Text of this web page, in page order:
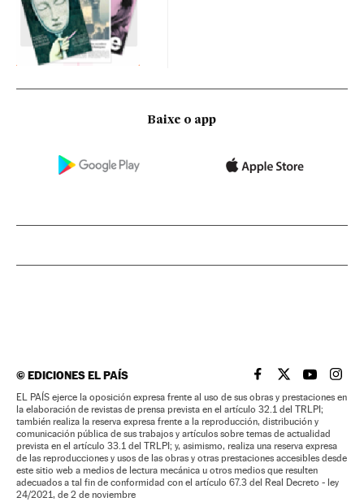
Baixe o app
©EDICIONES EL PAÍS EL PAÍS BRASIL EN
EL PAÍSEL PAÍS
EL
EL PAÍS ejerce la oposición expresa frente al uso de sus obras y prestaciones en
la elaboración de revistas de prensa prevista en el artículo 32.1 del TRLPI;
también realiza la reserva expresa frente a la reproducción, distribución y
comunicación pública de sus trabajos y artículos sobre temas de actualidad
prevista en el artículo 33.1 del TRLPI; y, asimismo, realiza una reserva expresa
de las reproducciones y usos de las obras y otras prestaciones accesibles desde
este sitio web a medios de lectura mecánica u otros medios que resulten
adecuados a tal fin de conformidad con el artículo 67.3 del Real Decreto - ley
24/2021, de 2 de noviembre